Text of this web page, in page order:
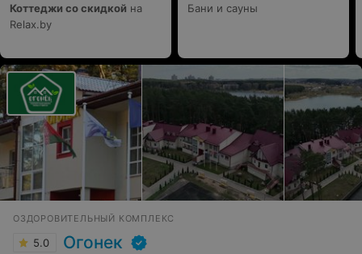
Коттеджи со скидкой на
Relax.by
Бани и сауны
ОЗДОРОВИТЕЛЬНЫЙ КОМПЛЕКС
5.0 Огонек